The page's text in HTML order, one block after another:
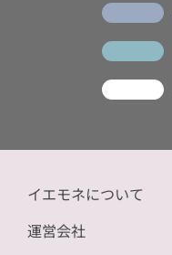
イエモネについて
運営会社